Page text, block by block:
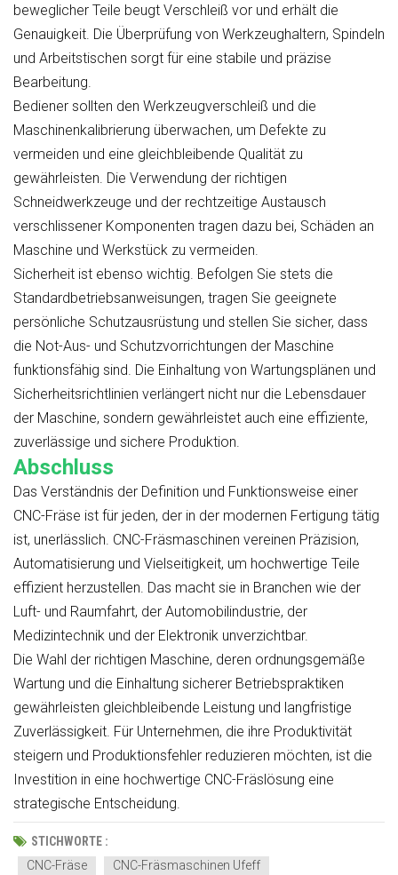
beweglicher Teile beugt Verschleiß vor und erhält die
Genauigkeit. Die Überprüfung von Werkzeughaltern, Spindeln
und Arbeitstischen sorgt für eine stabile und präzise
Bearbeitung.
Bediener sollten den Werkzeugverschleiß und die
Maschinenkalibrierung überwachen, um Defekte zu
vermeiden und eine gleichbleibende Qualität zu
gewährleisten. Die Verwendung der richtigen
Schneidwerkzeuge und der rechtzeitige Austausch
verschlissener Komponenten tragen dazu bei, Schäden an
Maschine und Werkstück zu vermeiden.
Sicherheit ist ebenso wichtig. Befolgen Sie stets die
Standardbetriebsanweisungen, tragen Sie geeignete
persönliche Schutzausrüstung und stellen Sie sicher, dass
die Not-Aus- und Schutzvorrichtungen der Maschine
funktionsfähig sind. Die Einhaltung von Wartungsplänen und
Sicherheitsrichtlinien verlängert nicht nur die Lebensdauer
der Maschine, sondern gewährleistet auch eine effiziente,
zuverlässige und sichere Produktion.
Abschluss
Das Verständnis der Definition und Funktionsweise einer
CNC-Fräse ist für jeden, der in der modernen Fertigung tätig
ist, unerlässlich. CNC-Fräsmaschinen vereinen Präzision,
Automatisierung und Vielseitigkeit, um hochwertige Teile
effizient herzustellen. Das macht sie in Branchen wie der
Luft- und Raumfahrt, der Automobilindustrie, der
Medizintechnik und der Elektronik unverzichtbar.
Die Wahl der richtigen Maschine, deren ordnungsgemäße
Wartung und die Einhaltung sicherer Betriebspraktiken
gewährleisten gleichbleibende Leistung und langfristige
Zuverlässigkeit. Für Unternehmen, die ihre Produktivität
steigern und Produktionsfehler reduzieren möchten, ist die
Investition in eine hochwertige CNC-Fräslösung eine
strategische Entscheidung.
STICHWORTE :
CNC-Fräse
CNC-Fräsmaschinen Ufeff